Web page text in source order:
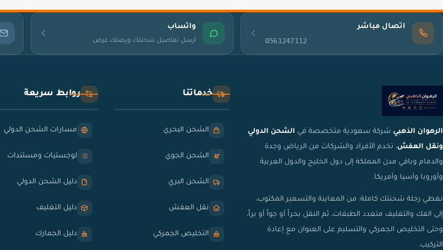
اتصال مباشر
0561247112
واتساب
أرسل تفاصيل شحنتك ويصلك عرض
الرهوان الذهبي شركة سعودية متخصصة في الشحن الدولي
ونقل العفش، تخدم الأفراد والشركات من الرياض وجدة
والدمام وباقي مدن المملكة إلى دول الخليج والدول العربية
وأوروبا وآسيا وأمريكا.
نغطي رحلة شحنتك كاملة: من المعاينة والتسعير المكتوب،
إلى الفك والتغليف متعدد الطبقات، ثم النقل بحراً أو جواً أو براً،
وحتى التخليص الجمركي والتسليم على العنوان مع إعادة
التركيب.
خدماتنا
الشحن البحري
الشحن الجوي
الشحن البري
نقل العفش
التخليص الجمركي
روابط سريعة
مسارات الشحن الدولي
لوجستيات ومستندات
دليل الشحن الدولي
دليل التغليف
دليل الجمارك